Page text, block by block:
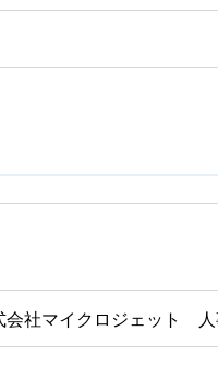
社マイクロジェット 人